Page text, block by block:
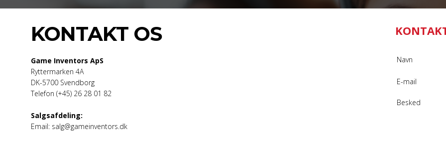
Navn
E-mail
Besked
KONTAKT OS
Game Inventors ApS
Ryttermarken 4A
DK-5700 Svendborg
Telefon (+45) 26 28 01 82
Salgsafdeling:
Email: salg@gameinventors.dk